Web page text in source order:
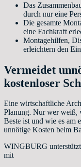
Das
durch nur eine
Die gesamte
eine Fachkraft
Montagehilfen,
erleichtern den
Vermeidet
kostenloser
Eine wirtschaftliche
Planung. Nur wer weiß,
Beste ist und wie es am
unnötige Kosten beim
WINGBURG
mit